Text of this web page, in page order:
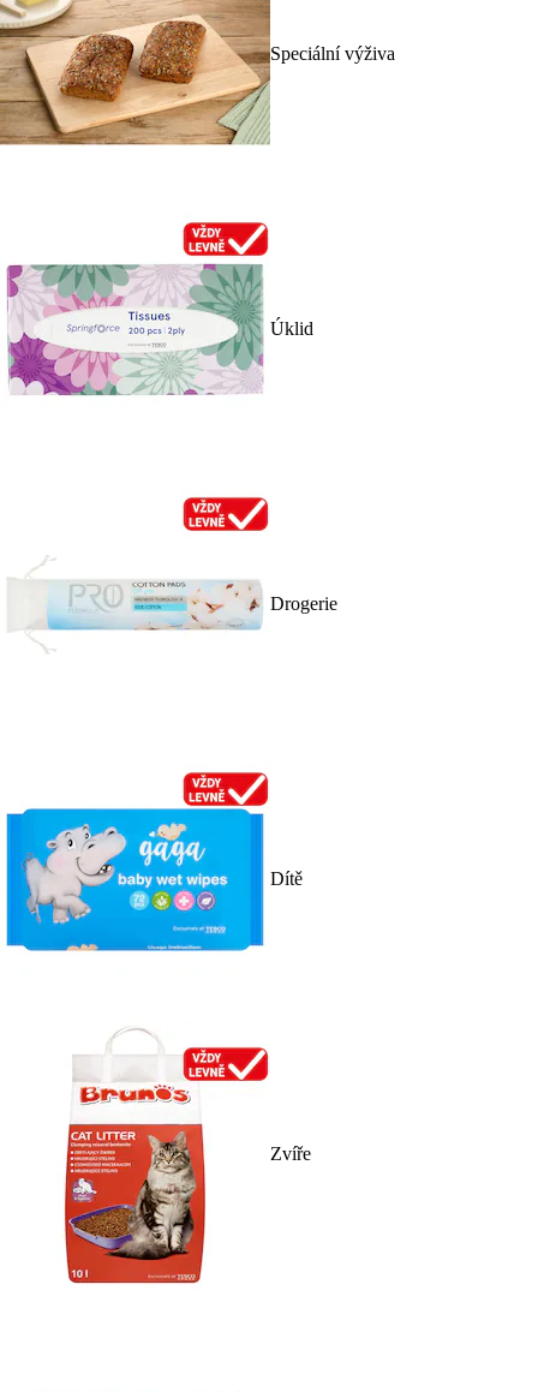
Speciální výživa
Úklid
Drogerie
Dítě
Zvíře